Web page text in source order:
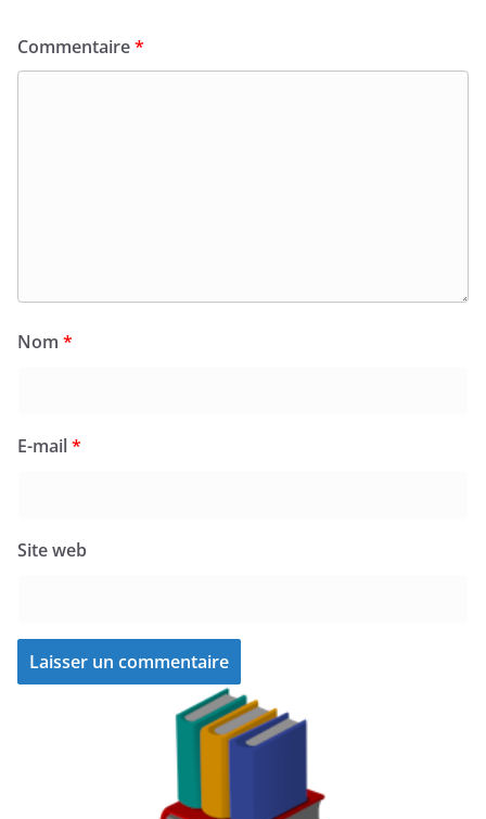
Commentaire*
Nom *
E-mail*
Site web